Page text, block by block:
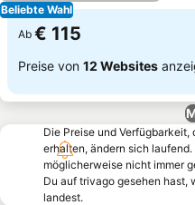
Beliebte Wahl
Ab € 115
Preise von 12 Websites
Die Preise und
erhalten, ändern sich
möglicherweise nicht immer
Du auf trivago gesehen hast,
landest.